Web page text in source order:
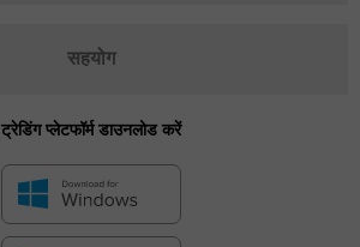
सहयोग
ट्रेडिंग प्लेटफॉर्म डाउनलोड करें